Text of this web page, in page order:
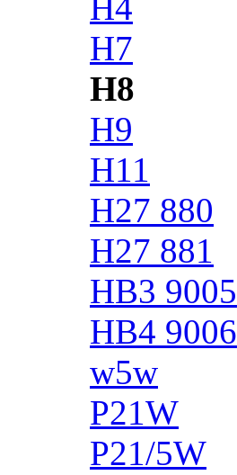
H7
H8
H9
H11
H27 880
H27 881
HB3 9005
HB4 9006
w5w
P21W
P21/5W